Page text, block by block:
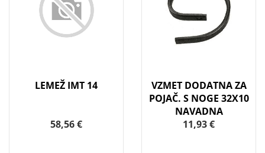
LEMEŽ IMT 14
58,56 €
VZMET DODATNA ZA
POJAČ. S NOGE 32X10
NAVADNA
11,93 €